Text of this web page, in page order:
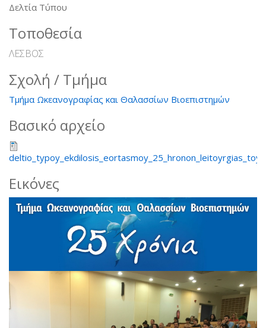
Δελτία Τύπου
Τοποθεσία
ΛΕΣΒΟΣ
Σχολή / Τμήμα
Τμήμα Ωκεανογραφίας και Θαλασσίων Βιοεπιστημών
Βασικό αρχείο
Εικόνες